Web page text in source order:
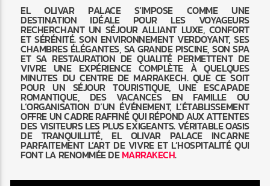
EL OLIVAR PALACE S’IMPOSE COMME UNE
DESTINATION IDÉALE POUR LES VOYAGEURS
RECHERCHANT UN SÉJOUR ALLIANT LUXE, CONFORT
ET SÉRÉNITÉ. SON ENVIRONNEMENT VERDOYANT, SES
CHAMBRES ÉLÉGANTES, SA GRANDE PISCINE, SON SPA
ET SA RESTAURATION DE QUALITÉ PERMETTENT DE
VIVRE UNE EXPÉRIENCE COMPLÈTE À QUELQUES
MINUTES DU CENTRE DE MARRAKECH. QUE CE SOIT
POUR UN SÉJOUR TOURISTIQUE, UNE ESCAPADE
ROMANTIQUE, DES VACANCES EN FAMILLE OU
L’ORGANISATION D’UN ÉVÉNEMENT, L’ÉTABLISSEMENT
OFFRE UN CADRE RAFFINÉ QUI RÉPOND AUX ATTENTES
DES VISITEURS LES PLUS EXIGEANTS. VÉRITABLE OASIS
DE TRANQUILLITÉ, EL OLIVAR PALACE INCARNE
PARFAITEMENT L’ART DE VIVRE ET L’HOSPITALITÉ QUI
FONT LA RENOMMÉE DEMARRAKECH.